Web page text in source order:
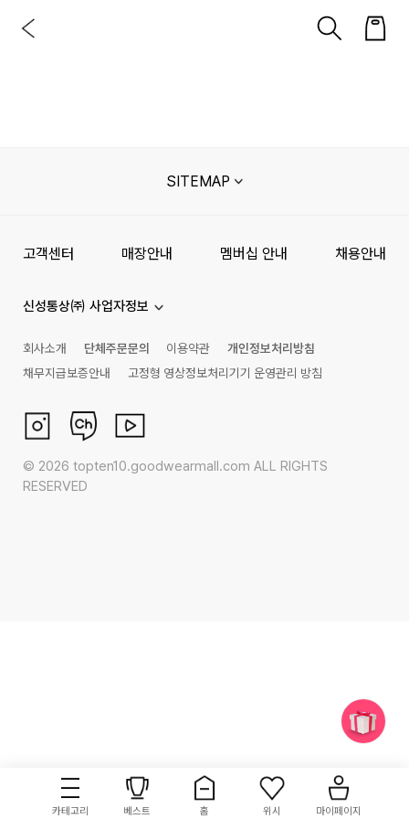
카테고리 베스트 홈 위시 마이페이지
SITEMAP
고객센터 매장안내 멤버십 안내 채용안내
신성통상㈜ 사업자정보
회사소개 단체주문문의 이용약관
개인정보처리방침
채무지급보증안내
고정형 영상정보처리기기 운영관리 방침
© 2026 topten10.goodwearmall.com ALL RIGHTS
RESERVED